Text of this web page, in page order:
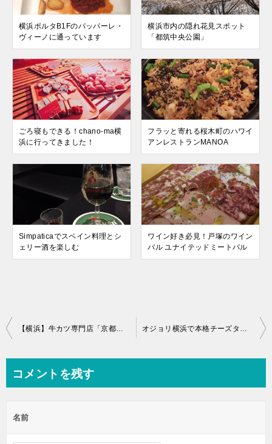
横浜ポルタB1Fのパッパーレ・
ヴィーノに通っています
横浜市内の隠れ花見スポット
「都筑中央公園」
ごろ寝もできる！chano-ma横
浜に行ってきました！
フラッと寄れる桜木町のハワイ
アンレストランMANOA
Simpaticaでスペイン料理とシ
ェリー酒を楽しむ
ワイン好き必見！戸塚のワイン
バル ユナイテッドミートバル
投
ビ
ー
【横浜】牛カツ専門店「京都勝牛」に行ってきた【絶品】 オジョリ横浜で本格チーズタッカルビを味わう
コメントを残す
名前